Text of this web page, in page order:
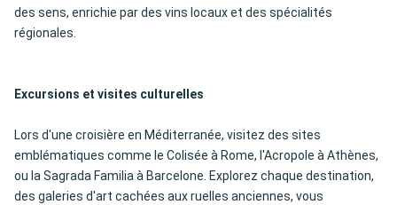
des sens, enrichie par des vins locaux et des spécialités
régionales.
Excursions et visites culturelles
Lors d'une croisière en Méditerranée, visitez des sites
emblématiques comme le Colisée à Rome, l'Acropole à Athènes,
ou la Sagrada Familia à Barcelone. Explorez chaque destination,
des galeries d'art cachées aux ruelles anciennes, vous